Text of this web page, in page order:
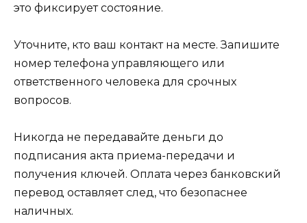
это фиксирует состояние.
Уточните, кто ваш контакт на месте. Запишите
номер телефона управляющего или
ответственного человека для срочных
вопросов.
Никогда не передавайте деньги до
подписания акта приема-передачи и
получения ключей. Оплата через банковский
перевод оставляет след, что безопаснее
наличных.